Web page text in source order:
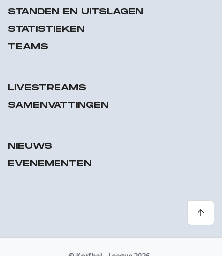
STANDEN EN UITSLAGEN
STATISTIEKEN
TEAMS
LIVESTREAMS
SAMENVATTINGEN
NIEUWS
EVENEMENTEN